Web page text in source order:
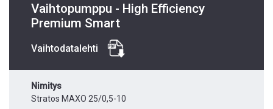
Vaihtopumppu - High Efficiency
Premium Smart
Vaihtodatalehti
Nimitys
Stratos MAXO 25/0,5-10